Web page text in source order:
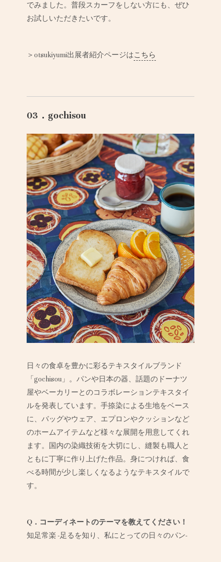
でみました。普段スカーフをしない方にも、ぜひ
お試しいただきたいです。
＞otsukiyumi出展者紹介ページはこちら
03．gochisou
日々の食卓を豊かに彩るテキスタイルブランド
「gochisou」。パンや日本の器、話題のドーナツ
屋やベーカリーとのコラボレーションテキスタイ
ルを発表しています。手捺染による生地をベース
に、バッグやウェア、エプロンやクッションなど
のホームアイテムなど様々な展開を用意してくれ
ます。国内の染織技術を大切にし、縫製も職人と
ともに丁寧に作り上げた作品。身につければ、食
べる時間が少し楽しくなるようなテキスタイルで
す。
Q．コーディネートのテーマを教えてください！
知足常楽 -足るを知り、私にとっての日々のパン-